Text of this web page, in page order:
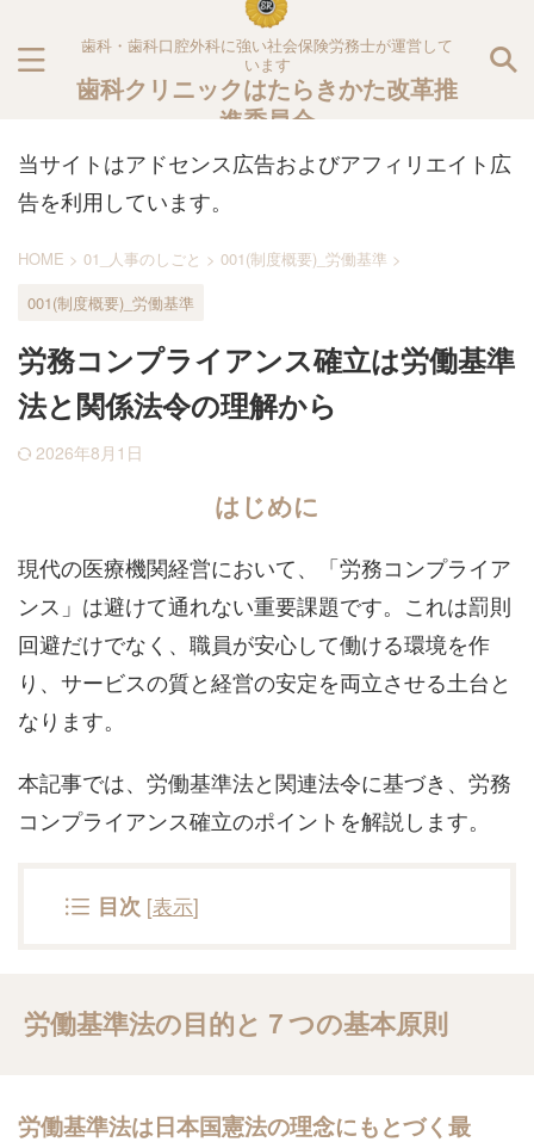
歯科・歯科口腔外科に強い社会保険労務士が運営して
います
歯科クリニックはたらきかた改革推
進委員会
当サイトはアドセンス広告およびアフィリエイト広
告を利用しています。
HOME > 01_人事のしごと > 001(制度概要)_労働基準 >
001(制度概要)_労働基準
労務コンプライアンス確立は労働基準
法と関係法令の理解から
2026年8月1日
はじめに
現代の医療機関経営において、「労務コンプライア
ンス」は避けて通れない重要課題です。これは罰則
回避だけでなく、職員が安心して働ける環境を作
り、サービスの質と経営の安定を両立させる土台と
なります。
本記事では、労働基準法と関連法令に基づき、労務
コンプライアンス確立のポイントを解説します。
目次 [表示]
労働基準法の目的と７つの基本原則
労働基準法は日本国憲法の理念にもとづく最